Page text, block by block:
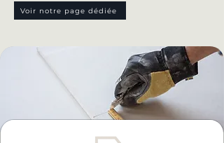
Voir notre page dédiée